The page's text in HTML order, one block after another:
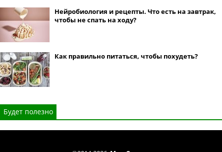
Нейробиология и рецепты. Что есть на завтрак,
чтобы не спать на ходу?
Как правильно питаться, чтобы похудеть?
Будет полезно